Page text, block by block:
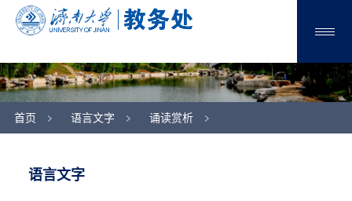
首页 语言文字 诵读赏析
语言文字